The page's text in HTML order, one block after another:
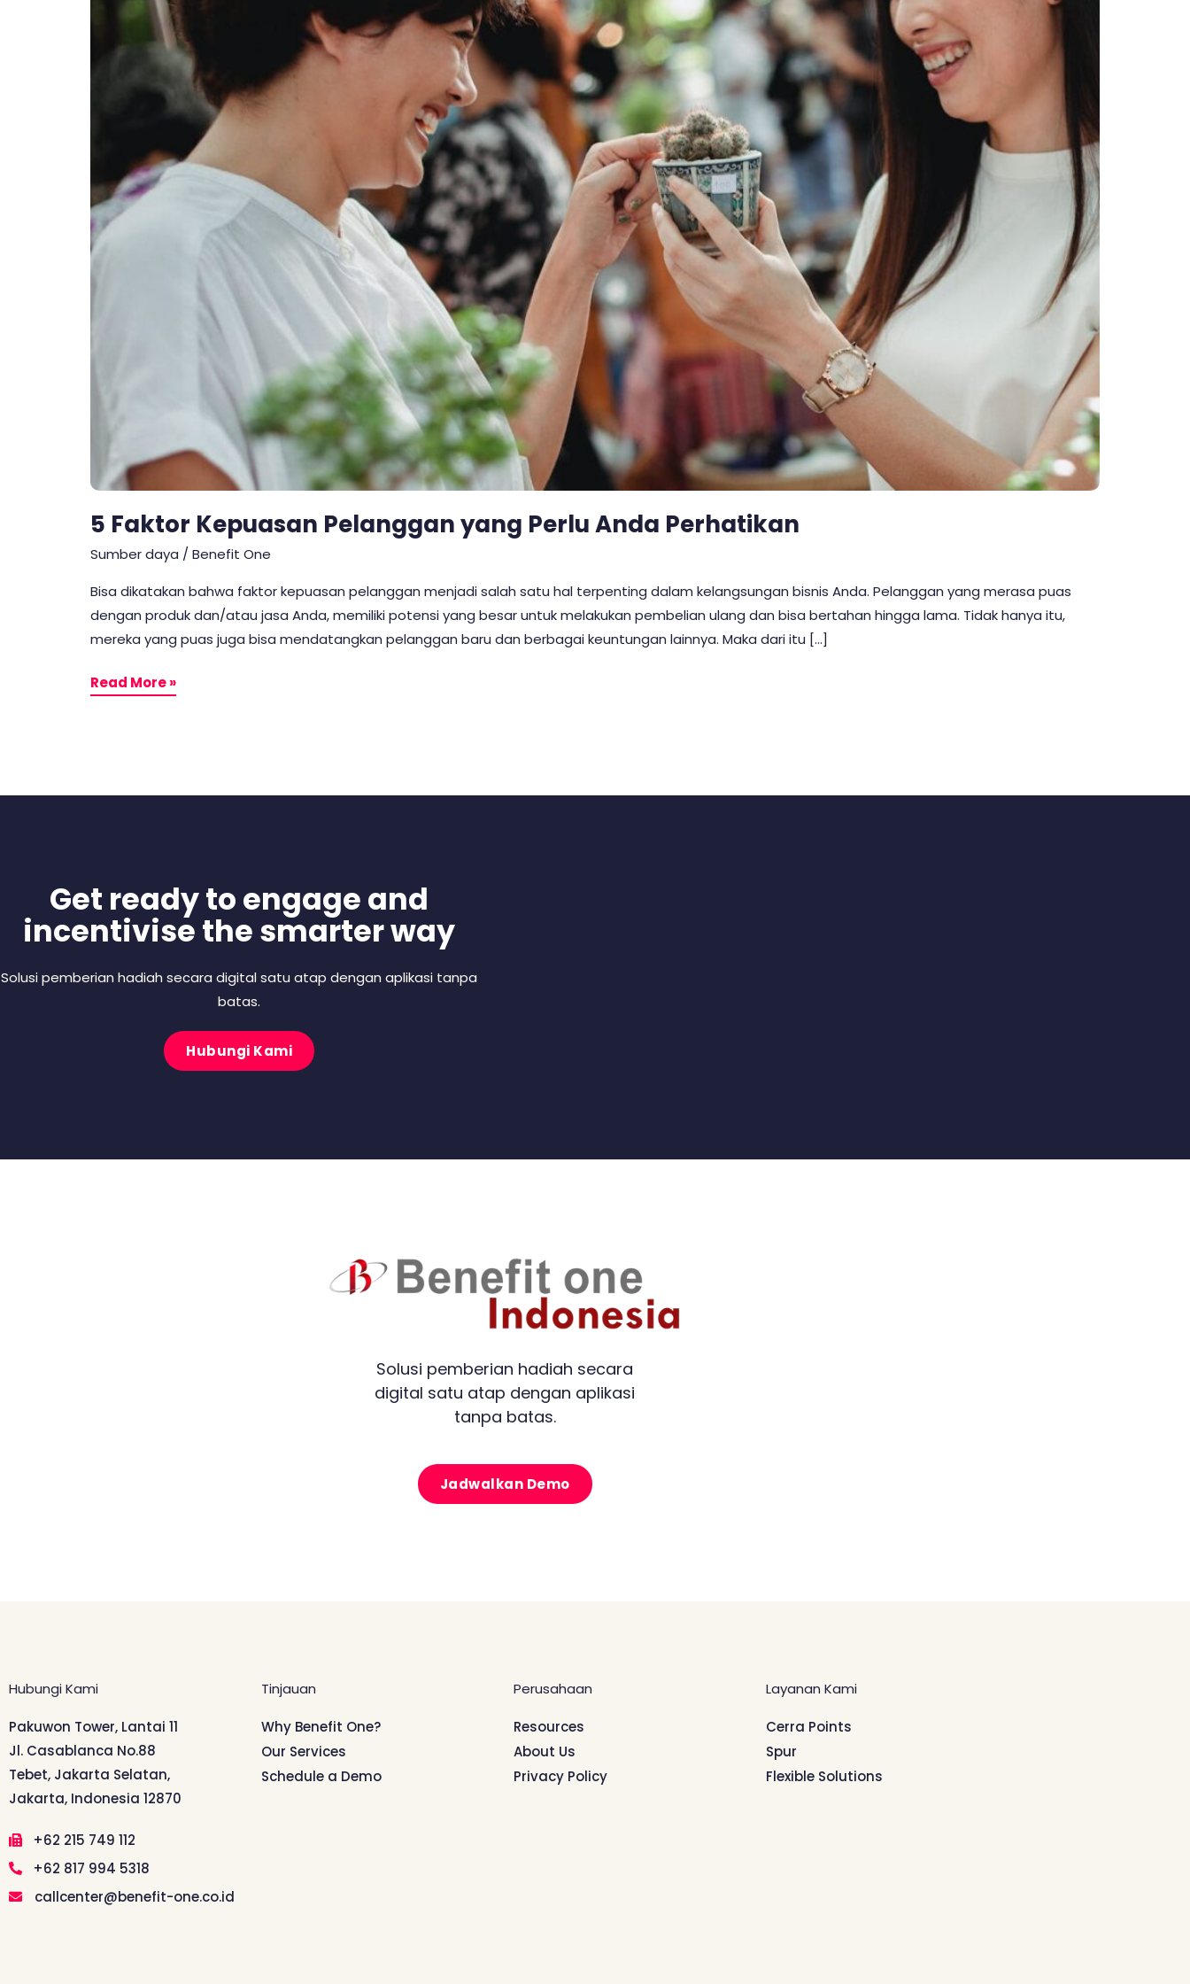
5 Faktor Kepuasan Pelanggan yang Perlu Anda Perhatikan
Sumber daya /Benefit One
Bisa dikatakan bahwa faktor kepuasan pelanggan menjadi salah satu hal terpenting dalam kelangsungan bisnis Anda. Pelanggan yang merasa puas
dengan produk dan/atau jasa Anda, memiliki potensi yang besar untuk melakukan pembelian ulang dan bisa bertahan hingga lama. Tidak hanya itu,
mereka yang puas juga bisa mendatangkan pelanggan baru dan berbagai keuntungan lainnya. Maka dari itu […]
Perhatikan
Read More »
Get ready to engage and
incentivise the smarter way
Solusi pemberian hadiah secara digital satu atap dengan aplikasi tanpa
batas.
Hubungi Kami
Solusi pemberian hadiah secara
digital satu atap dengan aplikasi
tanpa batas.
Jadwalkan Demo
Hubungi Kami
Pakuwon Tower, Lantai 11
Jl. Casablanca No.88
Tebet, Jakarta Selatan,
Jakarta, Indonesia 12870
+62 215 749 112
+62 817 994 5318
callcenter@benefit-one.co.id
Tinjauan
Why Benefit One?
Our Services
Schedule a Demo
Perusahaan
Resources
About Us
Privacy Policy
Layanan Kami
Cerra Points
Spur
Flexible Solutions